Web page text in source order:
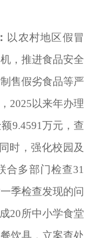
以农村地区假冒
，推进食品安全
售假劣食品等严
2025以来年办理
9.4591万元，查
时，强化校园及
合多部门检查31
季检查发现的问
20所中小学食堂
饮具，立案查处